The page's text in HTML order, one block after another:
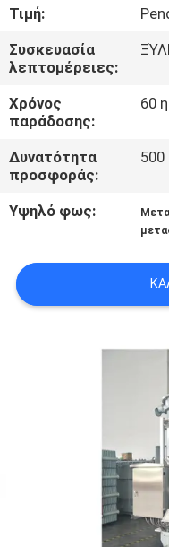
ΜΑΣ
ΕΛΆΤΕ
ΣΕ
ΕΠΑΦΉ
ΜΕ
ΈΝΑ
ΑΠΌΣΠΑΣΜΑ
PRIVACY
Τιμή:
Συσκευασία
λεπτομέρειες:
Χρόνος
παράδοσης:
60
Δυνατότητα
προσφοράς:
500
Υψηλό φως: